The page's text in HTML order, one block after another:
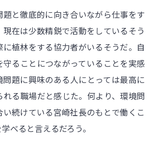
題と徹底的に向き合いながら仕事をす
在は少数精鋭で活動をしているそう
植林をする協力者がいるそうだ。自
ることにつながっていることを実感
題に興味のある人にとっては最高に
る職場だと感じた。何より、環境問
続けている宮崎社長のもとで働くこ
べると言えるだろう。